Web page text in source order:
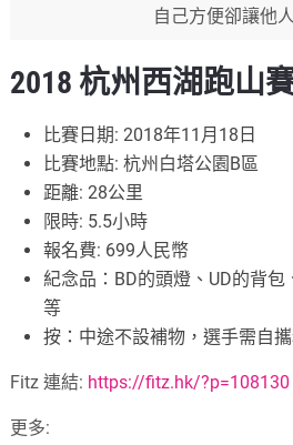
自己方便卻讓他
2018 杭州西湖跑山
比賽日期: 2018年11月18日
比賽地點: 杭州白塔公園B區
距離: 28公里
限時: 5.5小時
報名費: 699人民幣
紀念品：BD的頭燈、UD的背包
等
按：中途不設補物，選手需自
Fitz 連結: https://fitz.hk/?p=108130
更多: